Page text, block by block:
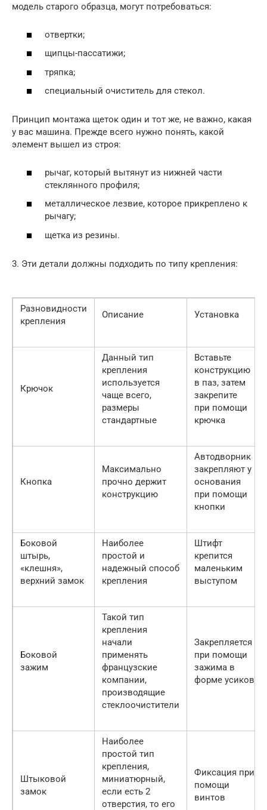
модель старого образца, могут потребоваться:
отвертки;
щипцы-пассатижи;
тряпка;
специальный очиститель для стекол.
Принцип монтажа щеток один и тот же, не важно, какая
у вас машина. Прежде всего нужно понять, какой
элемент вышел из строя:
рычаг, который вытянут из нижней части
стеклянного профиля;
металлическое лезвие, которое прикреплено к
рычагу;
щетка из резины.
3. Эти детали должны подходить по типу крепления:
Разновидности
крепления
Описание Установка
Крючок
Данный тип
крепления
используется
чаще всего,
размеры
стандартные
Вставьте
конструкцию
в паз, затем
закрепите
при помощи
крючка
Кнопка
Максимально
прочно держит
конструкцию
Автодворник
закрепляют у
основания
при помощи
кнопки
Боковой
штырь,
«клешня»,
верхний замок
Наиболее
простой и
надежный способ
крепления
Штифт
крепится
маленьким
выступом
Боковой
зажим
Такой тип
крепления
начали
применять
французские
компании,
производящие
стеклоочистители
Закрепляется
при помощи
зажима в
форме усиков
Штыковой
замок
Наиболее
простой тип
крепления,
миниатюрный,
если есть 2
отверстия, то его
Фиксация при
помощи
винтов